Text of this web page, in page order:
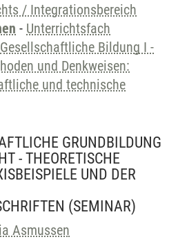
/ Integrationsbereich
- Unterrichtsfach
Gesellschaftliche Bildung I -
und Denkweisen:
und technische
GRUNDBILDUNG
- THEORETISCHE
UND DER
(SEMINAR)
Asmussen